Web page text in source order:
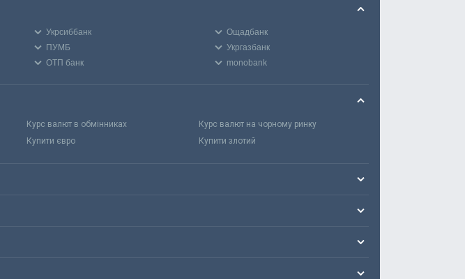
Укрсиббанк
Ощадбанк
ПУМБ
Укргазбанк
ОТП банк monobank
Курс валют в обмінниках
Курс валют на чорному ринку
Купити євро Купити злотий